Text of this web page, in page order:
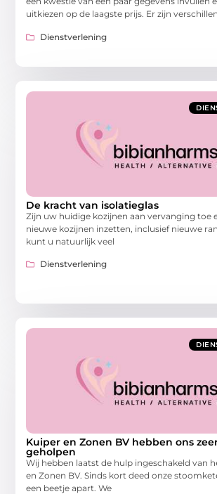
uitkiezen op de laagste prijs. Er zijn
Dienstverlening
De kracht van isolatieglas
Zijn uw huidige kozijnen aan vervanging toe
nieuwe kozijnen inzetten, inclusief nieuwe
kunt u natuurlijk veel
Dienstverlening
Kuiper en Zonen BV hebben ons
geholpen
Wij hebben laatst de hulp ingeschakeld van
en Zonen BV. Sinds kort deed onze
een beetje apart. We